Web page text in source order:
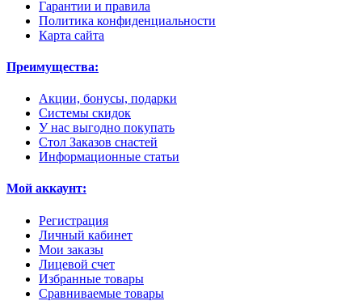
Гарантии и правила
Политика конфиденциальности
Карта сайта
Преимущества:
Акции, бонусы, подарки
Системы скидок
У нас выгодно покупать
Стол Заказов снастей
Информационные статьи
Мой аккаунт:
Регистрация
Личный кабинет
Мои заказы
Лицевой счет
Избранные товары
Сравниваемые товары